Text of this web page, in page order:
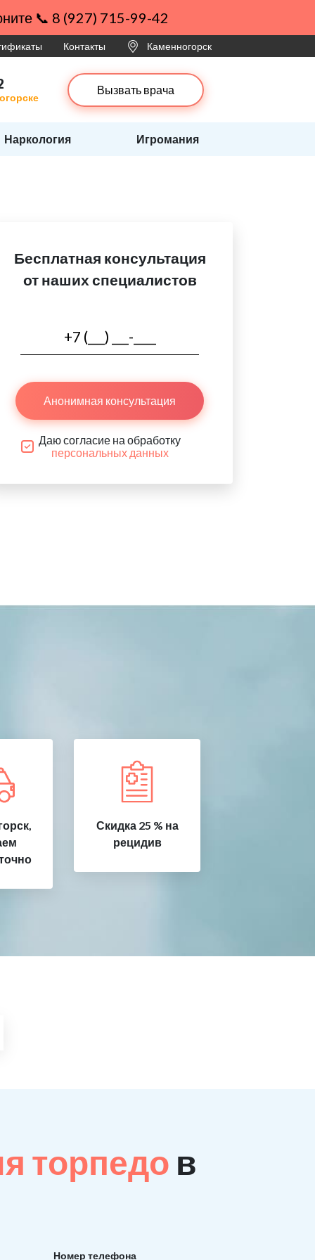
📞 8 (927) 715-99-42
Контакты Каменногорск
Вызвать врача
Наркология Игромания
Бесплатная консультация
от наших специалистов
Анонимная консультация
Даю согласие на обработку
персональных данных
Скидка 25 % на
рецидив
торпедо в
Номер телефона